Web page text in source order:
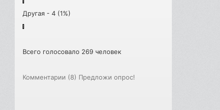
Другая - 4 (1%)
Всего голосовало 269 человек
Комментарии (8) Предложи опрос!